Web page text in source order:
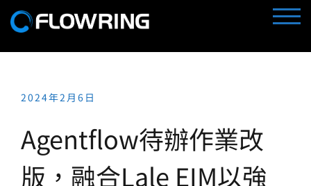
Skip
to
2024年2月6日
Agentflow待辦作業改
版，融合Lale EIM以強